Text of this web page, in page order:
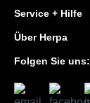
Service + Hilfe
Über Herpa
Folgen Sie uns: